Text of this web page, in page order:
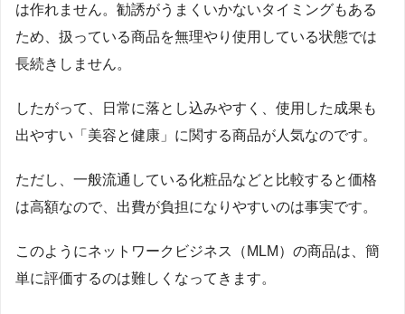
は作れません。勧誘がうまくいかないタイミングもある
ため、扱っている商品を無理やり使用している状態では
長続きしません。
したがって、日常に落とし込みやすく、使用した成果も
出やすい「美容と健康」に関する商品が人気なのです。
ただし、一般流通している化粧品などと比較すると価格
は高額なので、出費が負担になりやすいのは事実です。
このようにネットワークビジネス（MLM）の商品は、簡
単に評価するのは難しくなってきます。